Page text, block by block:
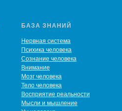
БАЗА ЗНАНИЙ
Нервная система
Психика человека
Сознание человека
Внимание
Мозг человека
Тело человека
Восприятие реальности
Мысли и мышление